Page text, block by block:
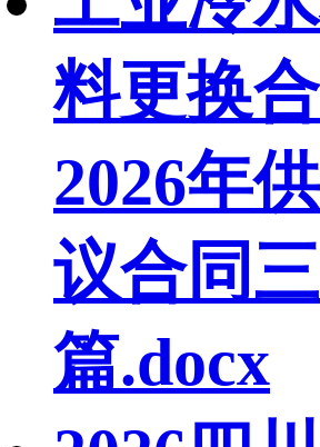
料更换
2026年
议合同三
篇.docx